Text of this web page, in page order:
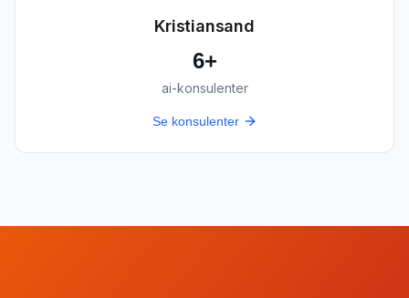
Kristiansand
6+
ai-konsulenter
Se konsulenter